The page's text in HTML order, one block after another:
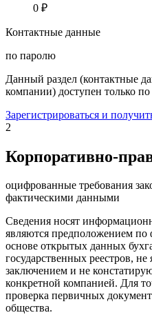
0 ₽
Контактные данные
по паролю
Данный раздел (контактные
компании) доступен только
Зарегистрироваться и
2
Корпоративно-
оцифрованные требования
фактическими данными
Сведения носят
являются предположением
основе открытых данных
государственных реестров,
заключением и не
конкретной компанией. Для
проверка первичных
общества.